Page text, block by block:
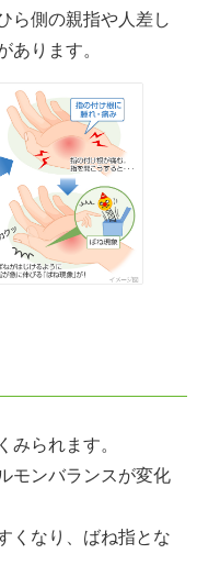
ら側の親指や人差し
あります。
みられます。
モンバランスが変化
くなり、ばね指とな